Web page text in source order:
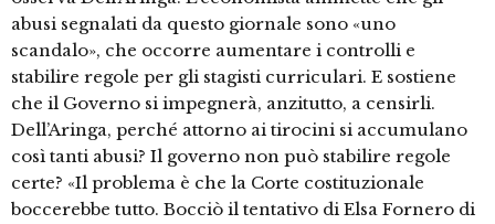
abusi segnalati da questo giornale sono «uno
scandalo», che occorre aumentare i controlli e
stabilire regole per gli stagisti curriculari. E sostiene
che il Governo si impegnerà, anzitutto, a censirli.
Dell’Aringa, perché attorno ai tirocini si accumulano
così tanti abusi? Il governo non può stabilire regole
certe? «Il problema è che la Corte costituzionale
boccerebbe tutto. Bocciò il tentativo di Elsa Fornero di